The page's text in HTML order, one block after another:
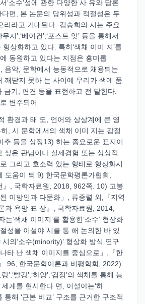
‘소수’성에 관한 다양한 사 유와 담론
면, 본 논문의 당위성과 적절성은 두
리라고 기대된다. 김승희의 시는 주요
무지’,‘베이컨’,‘포스트 잇’ 등을 통해서
형상화하고 있다. 특히‘색채 이미 지’를
동원하고 있다는 지점은 흥미롭
음악, 문학에서 능동적으로 채용되는
깨닫지 못하 는 사이에 우리가 색에 품
금기, 편견 등을 표현하고 전 달한다.
변주되어
환경과 태 도, 언어와 상상계에 큰 영
, 시 문학에서의 색채 이미 지는 감정
추 등을 상징13) 하는 종요로운 표지이
싶은 관념이나 실제경험 또는 상상적
그리고 호소력 있는 형태로 형상화시
도움이 되 9) 한국문학평론가협회,
』, 국학자료원, 2018, 962쪽. 10) 고봉
이방인과 다문화」, 류종렬 외,『지역
과 욕망 표 상』, 국학자료원, 2014,
‘색채 이미지’를 활용한‘소수’ 형상화
성을 이설야 시를 통 해 논의한 바 있
의‘소수(minority)’ 형상화 방식 연구
타 난 색채 이미지를 중심으로」,『한
96, 한국문학이론과 비평학회, 2022).
’,‘빨강’,‘하양’,‘검정’의 색채를 통해 능
계를 현시한다 면, 이설야는‘하
통해 ‘근본 비교’ 구조를 근거한 구조적